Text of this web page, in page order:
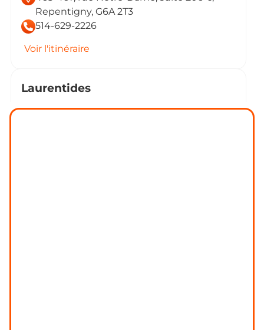
Repentigny, G6A 2T3
514-629-2226
Voir l'itinéraire
Laurentides
1074, boul.Sainte-Adèle, Sainte-Adèle, J8B